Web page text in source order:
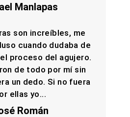
Manlapas
son increíbles, me
cuando dudaba de
proceso del agujero.
de todo por mí sin
un dedo. Si no fuera
ellas yo...
Román